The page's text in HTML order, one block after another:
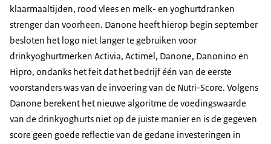
klaarmaaltijden, rood vlees en melk- en yoghurtdranken
strenger dan voorheen. Danone heeft hierop begin september
besloten het logo niet langer te gebruiken voor
drinkyoghurtmerken Activia, Actimel, Danone, Danonino en
Hipro, ondanks het feit dat het bedrijf één van de eerste
voorstanders was van de invoering van de Nutri-Score. Volgens
Danone berekent het nieuwe algoritme de voedingswaarde
van de drinkyoghurts niet op de juiste manier en is de gegeven
score geen goede reflectie van de gedane investeringen in